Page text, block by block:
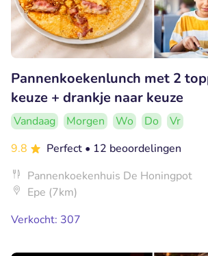
Pannenkoekenlunch met 2
keuze + drankje naar keuze
Vandaag Morgen Wo Do
Vr
9.8
Perfect • 12 beoordelingen
Pannenkoekenhuis De Honingpot
Epe (7km)
Verkocht: 307